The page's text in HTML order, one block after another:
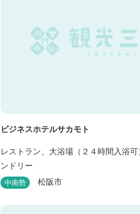
ビジネスホテルサカモト
レストラン、大浴場（２４時間入浴
ンドリー
中南勢 松阪市